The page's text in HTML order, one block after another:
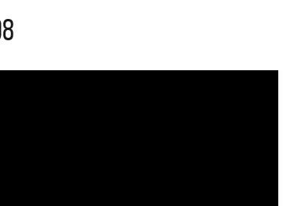
de los CMTV